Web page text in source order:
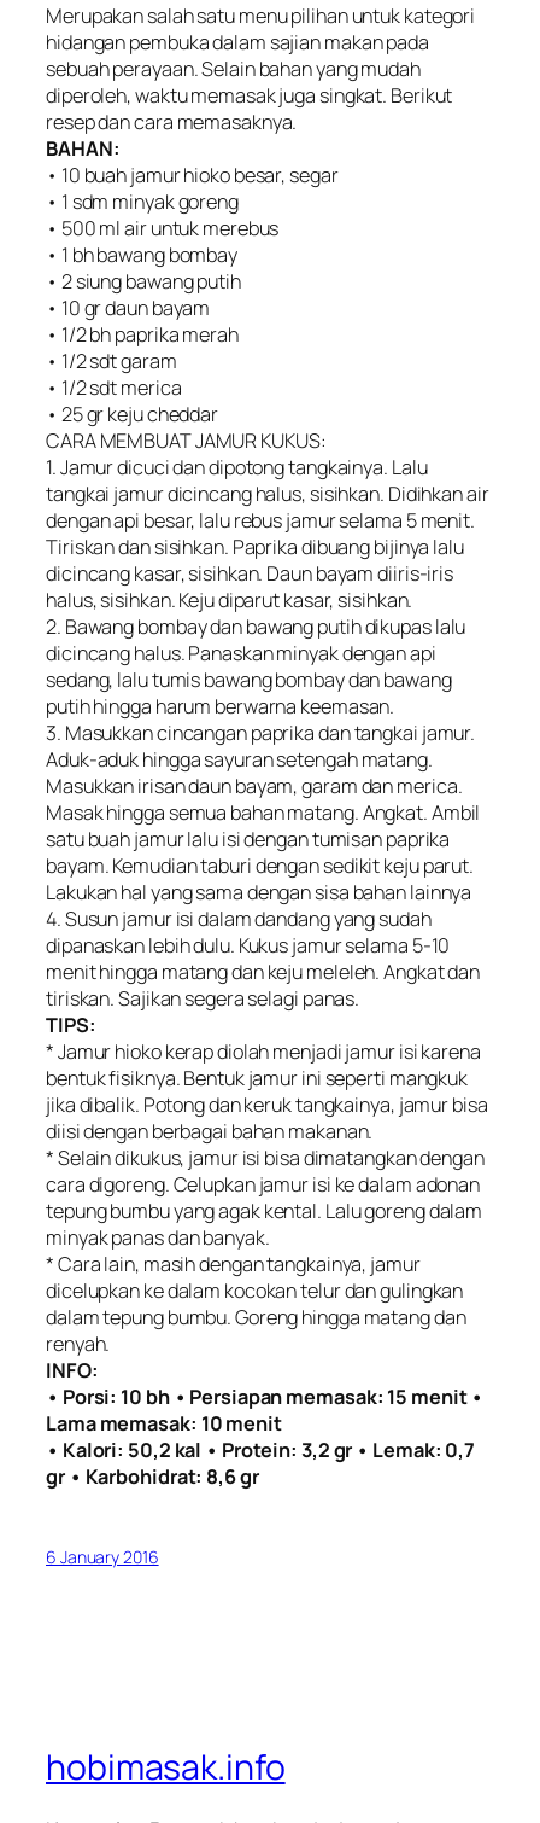
Merupakan salah satu menu pilihan untuk kategori
hidangan pembuka dalam sajian makan pada
sebuah perayaan. Selain bahan yang mudah
diperoleh, waktu memasak juga singkat. Berikut
resep dan cara memasaknya.
BAHAN:
• 10 buah jamur hioko besar, segar
• 1 sdm minyak goreng
• 500 ml air untuk merebus
• 1 bh bawang bombay
• 2 siung bawang putih
• 10 gr daun bayam
• 1/2 bh paprika merah
• 1/2 sdt garam
• 1/2 sdt merica
• 25 gr keju cheddar
CARA MEMBUAT JAMUR KUKUS:
1. Jamur dicuci dan dipotong tangkainya. Lalu
tangkai jamur dicincang halus, sisihkan. Didihkan air
dengan api besar, lalu rebus jamur selama 5 menit.
Tiriskan dan sisihkan. Paprika dibuang bijinya lalu
dicincang kasar, sisihkan. Daun bayam diiris-iris
halus, sisihkan. Keju diparut kasar, sisihkan.
2. Bawang bombay dan bawang putih dikupas lalu
dicincang halus. Panaskan minyak dengan api
sedang, lalu tumis bawang bombay dan bawang
putih hingga harum berwarna keemasan.
3. Masukkan cincangan paprika dan tangkai jamur.
Aduk-aduk hingga sayuran setengah matang.
Masukkan irisan daun bayam, garam dan merica.
Masak hingga semua bahan matang. Angkat. Ambil
satu buah jamur lalu isi dengan tumisan paprika
bayam. Kemudian taburi dengan sedikit keju parut.
Lakukan hal yang sama dengan sisa bahan lainnya
4. Susun jamur isi dalam dandang yang sudah
dipanaskan lebih dulu. Kukus jamur selama 5-10
menit hingga matang dan keju meleleh. Angkat dan
tiriskan. Sajikan segera selagi panas.
TIPS:
* Jamur hioko kerap diolah menjadi jamur isi karena
bentuk fisiknya. Bentuk jamur ini seperti mangkuk
jika dibalik. Potong dan keruk tangkainya, jamur bisa
diisi dengan berbagai bahan makanan.
* Selain dikukus, jamur isi bisa dimatangkan dengan
cara digoreng. Celupkan jamur isi ke dalam adonan
tepung bumbu yang agak kental. Lalu goreng dalam
minyak panas dan banyak.
* Cara lain, masih dengan tangkainya, jamur
dicelupkan ke dalam kocokan telur dan gulingkan
dalam tepung bumbu. Goreng hingga matang dan
renyah.
INFO:
• Porsi: 10 bh • Persiapan memasak: 15 menit •
Lama memasak: 10 menit
• Kalori: 50,2 kal • Protein: 3,2 gr • Lemak: 0,7
gr • Karbohidrat: 8,6 gr
6 January 2016
hobimasak.info